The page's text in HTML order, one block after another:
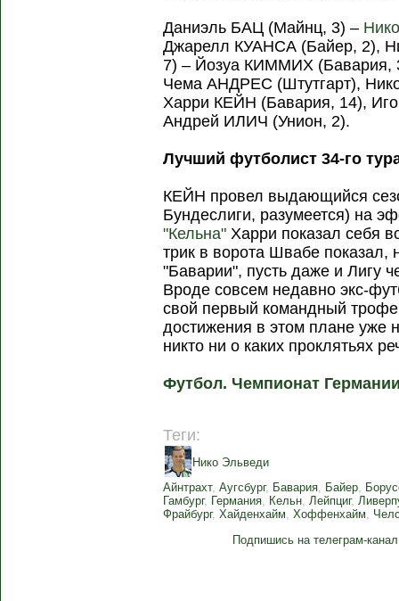
Даниэль БАЦ (Майнц, 3) –
Джарелл КУАНСА (Байер, 2),
7) – Йозуа КИММИХ
Чема АНДРЕС (Штутгарт),
Харри КЕЙН (Бавария, 14),
Андрей ИЛИЧ (Унион, 2).
Лучший футболист 34-го
КЕЙН провел выдающийся
Бундеслиги, разумеется) на
"Кельна" Харри показал себя
трик в ворота Швабе показал,
"Баварии", пусть даже и Лигу
Вроде совсем недавно экс-
свой первый командный
достижения в этом плане уже
никто ни о каких проклятьях
Футбол. Чемпионат
Теги:
Нико Эльведи
Айнтрахт,Аугсбург, Бавария, Байер,
Гамбург, Германия, Кельн,Лейпциг,
Фрайбург,Хайденхайм,Хоффенхайм,
Подпишись на телеграм-